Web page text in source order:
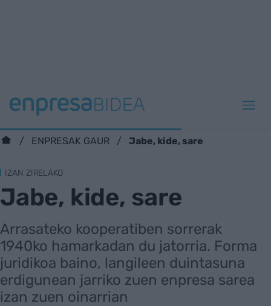
ENPRESAK GAUR Jabe, kide, sare
IZAN ZIRELAKO
Jabe, kide, sare
Arrasateko kooperatiben sorrerak
1940ko hamarkadan du jatorria. Forma
juridikoa baino, langileen duintasuna
erdigunean jarriko zuen enpresa sarea
izan zuen oinarrian